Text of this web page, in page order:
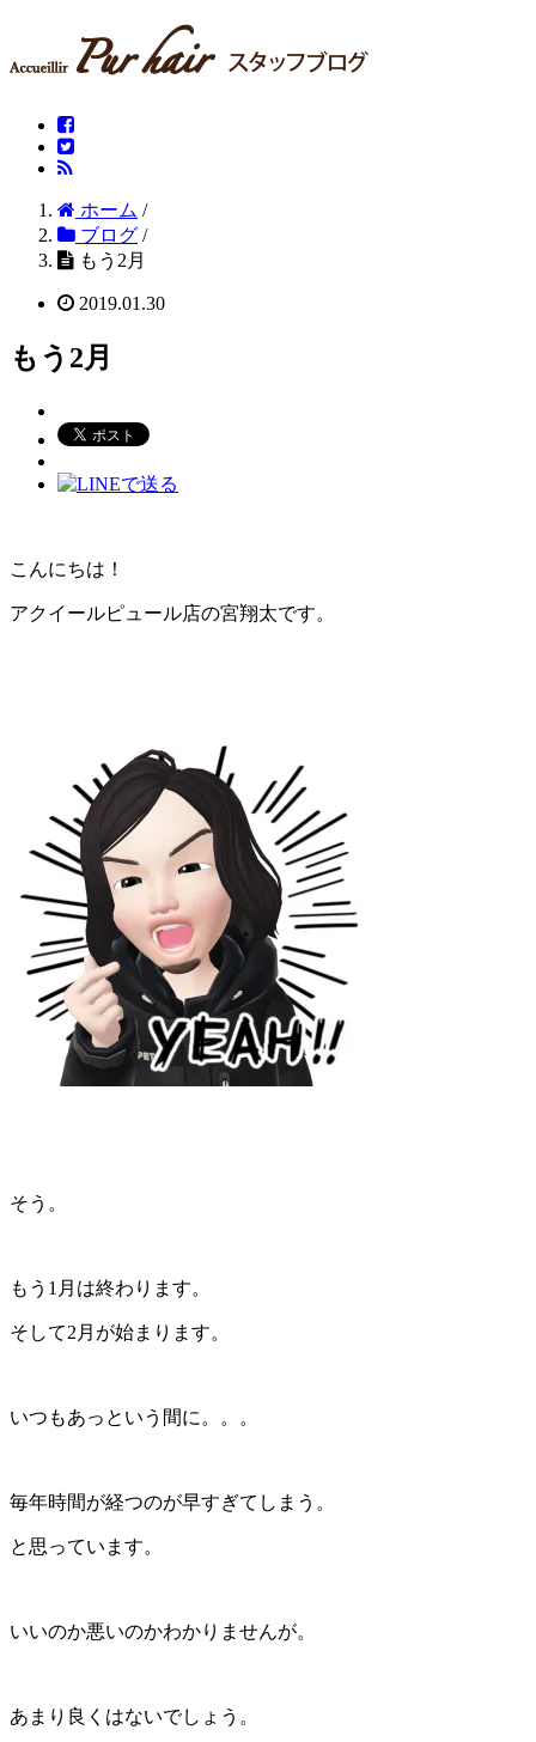
ホーム /
ブログ /
もう2月
2019.01.30
もう2月
こんにちは！
アクイールピュール店の宮翔太です。
そう。
もう1月は終わります。
そして2月が始まります。
いつもあっという間に。。。
毎年時間が経つのが早すぎてしまう。
と思っています。
いいのか悪いのかわかりませんが。
あまり良くはないでしょう。